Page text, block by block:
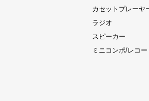
カセットプレーヤ
ラジオ
スピーカー
ミニコンポ/レコ